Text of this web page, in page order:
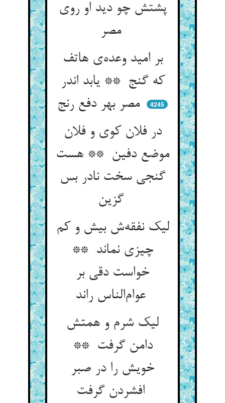
پشتش چو دید او روی
مصر
بر امید وعده‌ی هاتف
که گنج ** یابد اندر
مصر بهر دفع رنج
4245
در فلان کوی و فلان
موضع دفین ** هست
گنجی سخت نادر بس
گزین
لیک نفقه‌ش بیش و کم
چیزی نماند **
خواست دقی بر
لیک شرم و همتش
دامن گرفت **
خویش را در صبر